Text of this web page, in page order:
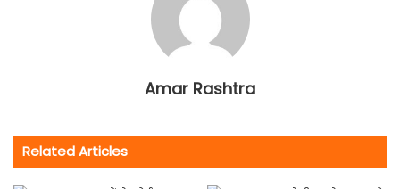
Amar Rashtra
Related Articles